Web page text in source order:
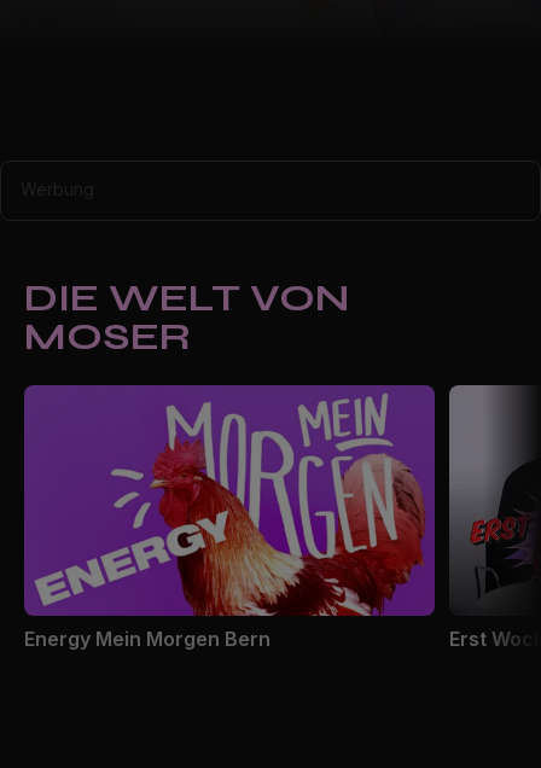
Werbung
DIE WELT VON
MOSER
Energy Mein Morgen Bern Erst